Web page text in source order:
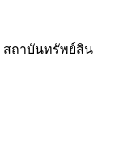
สถาบันทรัพย์สิน